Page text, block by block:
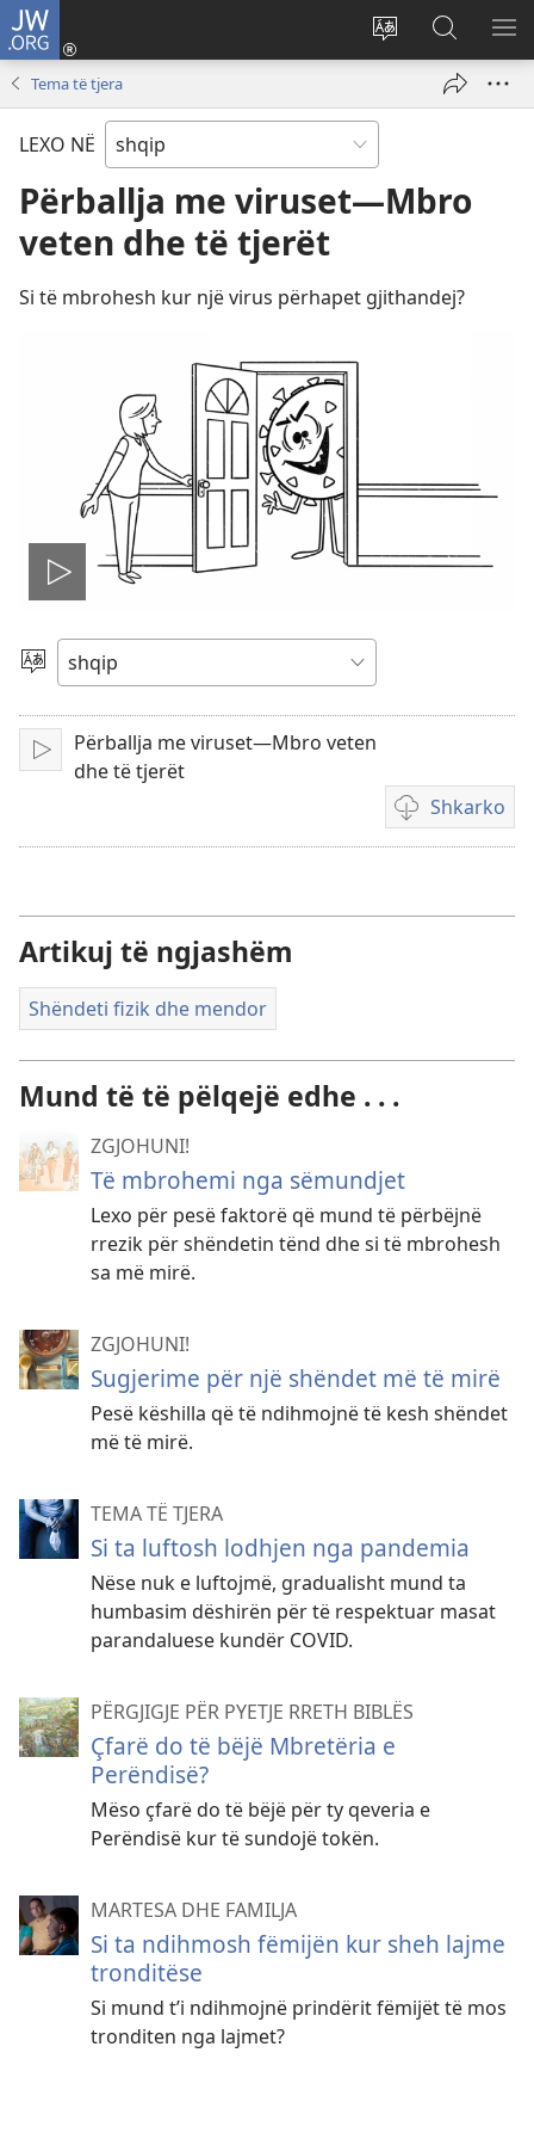
JW.ORG
Ndrysho
Hyr
me
dritare
Kërko
në
JW.ORG
Tema të tjera
LEXO NË
Përballja me viruset—Mbro
veten dhe të tjerët
Si të mbrohesh kur një virus përhapet gjithandej?
Nis
videon
Zgjidh
gjuhën
Luaj
Përballja me viruset—Mbro veten
dhe të tjerët
Shkarko
Mundësi
shkarkimi
Artikuj të ngjashëm
Shëndeti fizik dhe mendor
Mund të të pëlqejë edhe . . .
ZGJOHUNI!
Të mbrohemi nga sëmundjet
Lexo për pesë faktorë që mund të përbëjnë
rrezik për shëndetin tënd dhe si të mbrohesh
sa më mirë.
ZGJOHUNI!
Sugjerime për një shëndet më të mirë
Pesë këshilla që të ndihmojnë të kesh shëndet
më të mirë.
TEMA TË TJERA
Si ta luftosh lodhjen nga pandemia
Nëse nuk e luftojmë, gradualisht mund ta
humbasim dëshirën për të respektuar masat
parandaluese kundër COVID.
PËRGJIGJE PËR PYETJE RRETH BIBLËS
Çfarë do të bëjë Mbretëria e
Perëndisë?
Mëso çfarë do të bëjë për ty qeveria e
Perëndisë kur të sundojë tokën.
MARTESA DHE FAMILJA
Si ta ndihmosh fëmijën kur sheh lajme
tronditëse
Si mund t’i ndihmojnë prindërit fëmijët të mos
tronditen nga lajmet?